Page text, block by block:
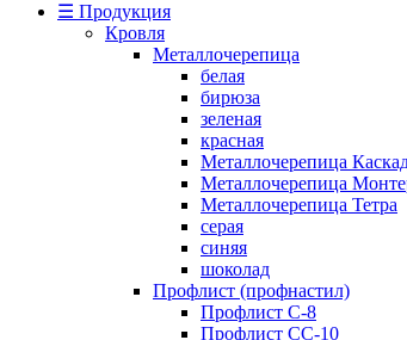
☰ Продукция
Кровля
Металлочерепица
белая
бирюза
зеленая
красная
Металлочерепица
Металлочерепица
Металлочерепица Тетра
серая
синяя
шоколад
Профлист (профнастил)
Профлист С-8
Профлист СС-10